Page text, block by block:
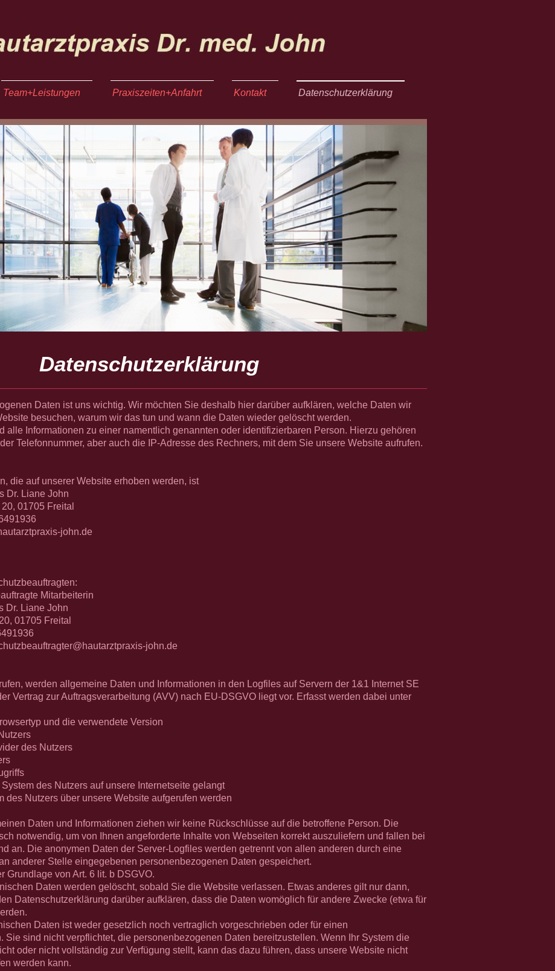
Team+Leistungen Praxiszeiten+Anfahrt Kontakt Datenschutzerklärung
Datenschutzerklärung
Daten ist uns wichtig. Wir möchten Sie deshalb hier darüber aufklären, welche Daten wir
besuchen, warum wir das tun und wann die Daten wieder gelöscht werden.
alle Informationen zu einer namentlich genannten oder identifizierbaren Person. Hierzu gehören
Telefonnummer, aber auch die IP-Adresse des Rechners, mit dem Sie unsere Website aufrufen.
die auf unserer Website erhoben werden, ist
Liane John
01705 Freital
john.de
Mitarbeiterin
Dr. Liane John
01705 Freital
john.de
werden allgemeine Daten und Informationen in den Logfiles auf Servern der 1&1 Internet SE
Vertrag zur Auftragsverarbeitung (AVV) nach EU-DSGVO liegt vor. Erfasst werden dabei unter
und die verwendete Version
des Nutzers
des Nutzers auf unsere Internetseite gelangt
Nutzers über unsere Website aufgerufen werden
Daten und Informationen ziehen wir keine Rückschlüsse auf die betroffene Person. Die
notwendig, um von Ihnen angeforderte Inhalte von Webseiten korrekt auszuliefern und fallen bei
an. Die anonymen Daten der Server-Logfiles werden getrennt von allen anderen durch eine
anderer Stelle eingegebenen personenbezogenen Daten gespeichert.
Grundlage von Art. 6 lit. b DSGVO.
Daten werden gelöscht, sobald Sie die Website verlassen. Etwas anderes gilt nur dann,
Datenschutzerklärung darüber aufklären, dass die Daten womöglich für andere Zwecke (etwa für
Daten ist weder gesetzlich noch vertraglich vorgeschrieben oder für einen
Sie sind nicht verpflichtet, die personenbezogenen Daten bereitzustellen. Wenn Ihr System die
oder nicht vollständig zur Verfügung stellt, kann das dazu führen, dass unsere Website nicht
werden kann.